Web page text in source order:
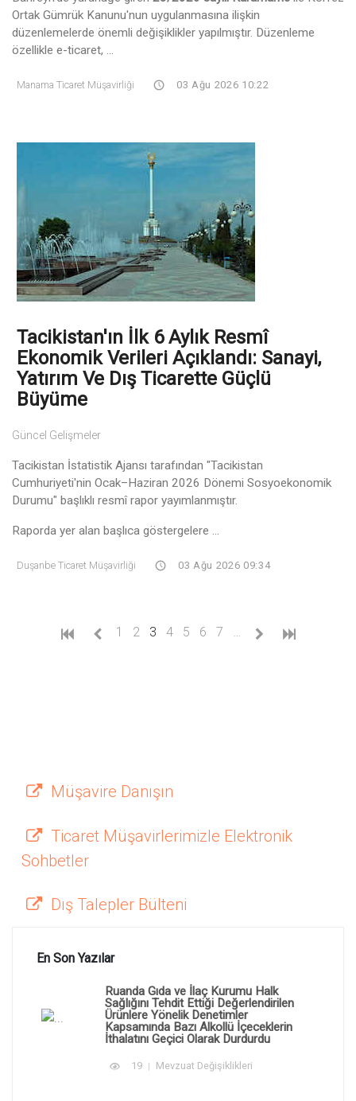
Ortak Gümrük Kanunu'nun uygulanmasına ilişkin
düzenlemelerde önemli değişiklikler yapılmıştır. Düzenleme
özellikle e-ticaret, ...
Manama Ticaret Müşavirliği 03 Ağu 2026 10:22
Tacikistan'ın İlk 6 Aylık Resmî
Ekonomik Verileri Açıklandı: Sanayi,
Yatırım Ve Dış Ticarette Güçlü
Büyüme
Güncel Gelişmeler
Tacikistan İstatistik Ajansı tarafından "Tacikistan
Cumhuriyeti'nin Ocak–Haziran 2026 Dönemi Sosyoekonomik
Durumu" başlıklı resmî rapor yayımlanmıştır.
Raporda yer alan başlıca göstergelere ...
Duşanbe Ticaret Müşavirliği 03 Ağu 2026 09:34
1 2 3(current)
4 5 6 7 …
Müşavire Danışın
Ticaret Müşavirlerimizle Elektronik
Sohbetler
Dış Talepler Bülteni
En Son Yazılar
Ruanda Gıda ve İlaç Kurumu Halk
Sağlığını Tehdit Ettiği Değerlendirilen
Ürünlere Yönelik Denetimler
Kapsamında Bazı Alkollü İçeceklerin
İthalatını Geçici Olarak Durdurdu
19 Mevzuat Değişiklikleri